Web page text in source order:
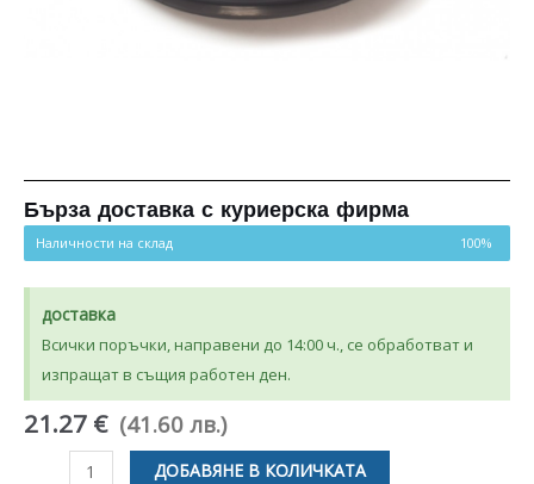
Бърза доставка с куриерска фирма
Наличности на склад 100%
доставка
Всички поръчки, направени до 14:00 ч., се обработват и
изпращат в същия работен ден.
21.27 € (41.60 лв.)
количество
ДОБАВЯНЕ В КОЛИЧКАТА